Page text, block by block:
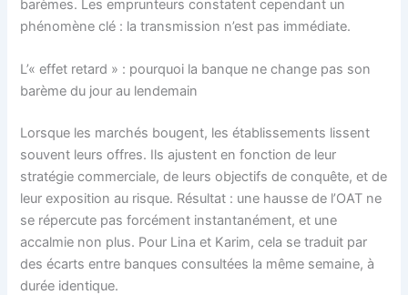
barèmes. Les emprunteurs constatent cependant un
phénomène clé : la transmission n’est pas immédiate.
L’« effet retard » : pourquoi la banque ne change pas son
barème du jour au lendemain
Lorsque les marchés bougent, les établissements lissent
souvent leurs offres. Ils ajustent en fonction de leur
stratégie commerciale, de leurs objectifs de conquête, et de
leur exposition au risque. Résultat : une hausse de l’OAT ne
se répercute pas forcément instantanément, et une
accalmie non plus. Pour Lina et Karim, cela se traduit par
des écarts entre banques consultées la même semaine, à
durée identique.